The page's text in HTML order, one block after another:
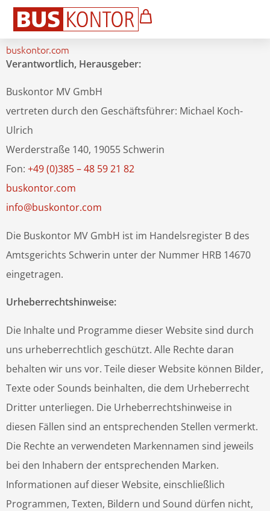
buskontor.com
Verantwortlich, Herausgeber:
Buskontor MV GmbH
vertreten durch den Geschäftsführer: Michael Koch-
Ulrich
Werderstraße 140, 19055 Schwerin
Fon: +49 (0)385 – 48 59 21 82
buskontor.com
info@buskontor.com
Die Buskontor MV GmbH ist im Handelsregister B des
Amtsgerichts Schwerin unter der Nummer HRB 14670
eingetragen.
Urheberrechtshinweise:
Die Inhalte und Programme dieser Website sind durch
uns urheberrechtlich geschützt. Alle Rechte daran
behalten wir uns vor. Teile dieser Website können Bilder,
Texte oder Sounds beinhalten, die dem Urheberrecht
Dritter unterliegen. Die Urheberrechtshinweise in
diesen Fällen sind an entsprechenden Stellen vermerkt.
Die Rechte an verwendeten Markennamen sind jeweils
bei den Inhabern der entsprechenden Marken.
Informationen auf dieser Website, einschließlich
Programmen, Texten, Bildern und Sound dürfen nicht,